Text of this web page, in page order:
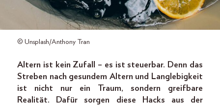
© Unsplash/Anthony Tran
Altern ist kein Zufall – es ist steuerbar. Denn das
Streben nach gesundem ­Altern und Langlebigkeit
ist nicht
nur ein Traum, sondern greifbare
Realität. Dafür sorgen diese Hacks aus der